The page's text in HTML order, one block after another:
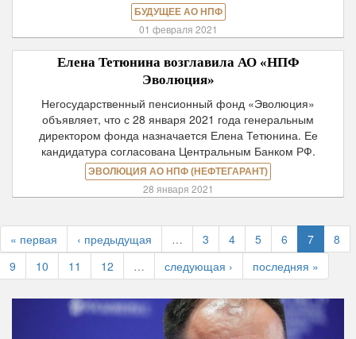
БУДУЩЕЕ АО НПФ
01 февраля 2021
Елена Тетюнина возглавила АО «НПФ
Эволюция»
Негосударственный пенсионный фонд «Эволюция»
объявляет, что с 28 января 2021 года генеральным
директором фонда назначается Елена Тетюнина. Ее
кандидатура согласована Центральным Банком РФ.
ЭВОЛЮЦИЯ АО НПФ (НЕФТЕГАРАНТ)
28 января 2021
« первая ‹ предыдущая … 3 4 5 6 7
8
9
10 11 12 … следующая › последняя »